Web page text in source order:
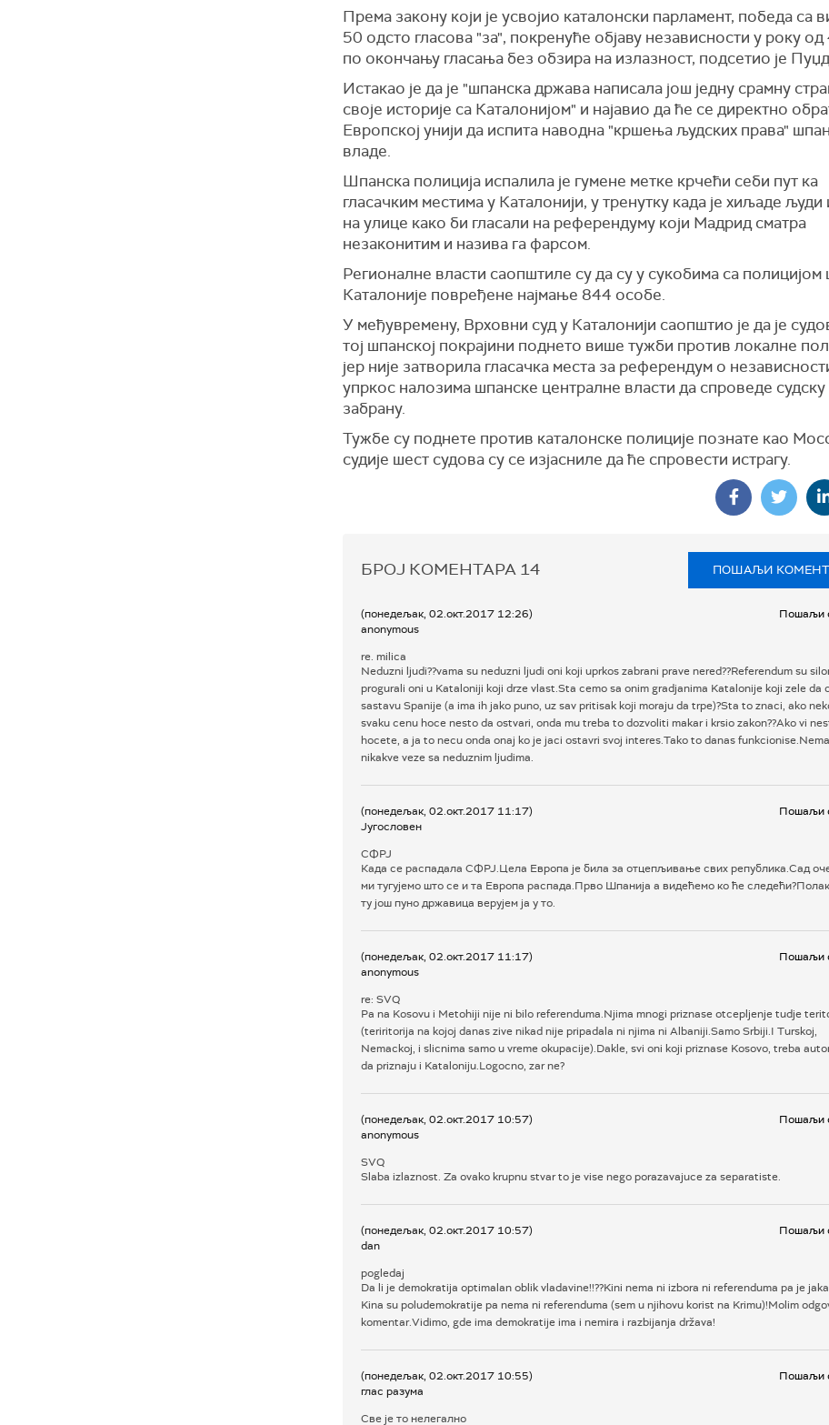
Према закону који је усвојио каталонски парламент, победа са
50 одсто гласова "за", покренуће објаву независности у року од
по окончању гласања без обзира на излазност, подсетио је
Истакао је да је "шпанска држава написала још једну срамну
своје историје са Каталонијом" и најавио да ће се директно
Европској унији да испита наводна "кршења људских права"
владе.
Шпанска полиција испалила је гумене метке крчећи себи пут ка
гласачким местима у Каталонији, у тренутку када је хиљаде
на улице како би гласали на референдуму који Мадрид сматра
незаконитим и назива га фарсом.
Регионалне власти саопштиле су да су у сукобима са
Каталоније повређене најмање 844 особе.
У међувремену, Врховни суд у Каталонији саопштио је да је
тој шпанској покрајини поднето више тужби против локалне
јер није затворила гласачка места за референдум о
упркос налозима шпанске централне власти да спроведе судску
забрану.
Тужбе су поднете против каталонске полиције познате као
судије шест судова су се изјасниле да ће спровести истрагу.
БРОЈ КОМЕНТАРА 14 ПОШАЉИ
(понедељак, 02.окт.2017 12:26)
anonymous
Пошаљи
re. milica
Neduzni ljudi??vama su neduzni ljudi oni koji uprkos zabrani prave nered??Referendum su
progurali oni u Kataloniji koji drze vlast.Sta cemo sa onim gradjanima Katalonije koji zele da
sastavu Spanije (a ima ih jako puno, uz sav pritisak koji moraju da trpe)?Sta to znaci, ako
svaku cenu hoce nesto da ostvari, onda mu treba to dozvoliti makar i krsio zakon??Ako vi
hocete, a ja to necu onda onaj ko je jaci ostavri svoj interes.Tako to danas
nikakve veze sa neduznim ljudima.
(понедељак, 02.окт.2017 11:17)
Југословен
Пошаљи
СФРЈ
Када се распадала СФРЈ.Цела Европа је била за отцепљивање свих република.Сад
ми тугујемо што се и та Европа распада.Прво Шпанија а видећемо ко ће
ту још пуно државица верујем ја у то.
(понедељак, 02.окт.2017 11:17)
anonymous
Пошаљи
re: SVQ
Pa na Kosovu i Metohiji nije ni bilo referenduma.Njima mnogi priznase otcepljenje tudje
(teriritorija na kojoj danas zive nikad nije pripadala ni njima ni Albaniji.Samo Srbiji.I Turskoj,
Nemackoj, i slicnima samo u vreme okupacije).Dakle, svi oni koji priznase Kosovo, treba
da priznaju i Kataloniju.Logocno, zar ne?
(понедељак, 02.окт.2017 10:57)
anonymous
Пошаљи
SVQ
Slaba izlaznost. Za ovako krupnu stvar to je vise nego porazavajuce za separatiste.
(понедељак, 02.окт.2017 10:57)
dan
Пошаљи
pogledaj
Da li je demokratija optimalan oblik vladavine!!??Kini nema ni izbora ni referenduma pa je
Kina su poludemokratije pa nema ni referenduma (sem u njihovu korist na Krimu)!Molim
komentar.Vidimo, gde ima demokratije ima i nemira i razbijanja država!
(понедељак, 02.окт.2017 10:55)
глас разума
Пошаљи
Све је то нелегално